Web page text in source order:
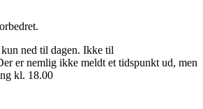
ned til dagen. Ikke til
er nemlig ikke meldt et tidspunkt ud, men
kl. 18.00